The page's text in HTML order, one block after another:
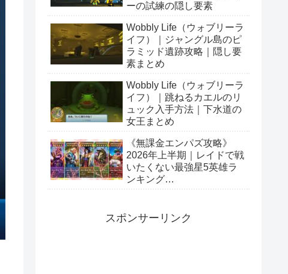
ーの試練の隠し要素
Wobbly Life（ウォブリーラ
イフ）｜ジャングル島のピ
ラミッド遺跡攻略｜隠し要
素まとめ
Wobbly Life（ウォブリーラ
イフ）｜跳ねるカエルのリ
ュック入手方法｜下水道の
女王まとめ
《無課金エンパズ攻略》
2026年上半期｜レイドで戦
いたくない最強星5英雄ラ
ンキング
スポンサーリンク